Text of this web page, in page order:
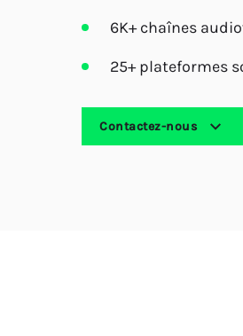
6K+ chaînes
25+ plateformes
Contactez-nous